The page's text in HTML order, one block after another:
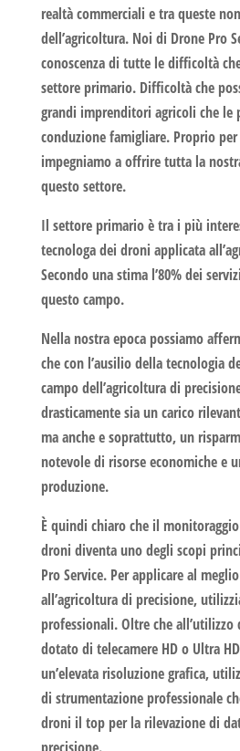
realtà commerciali e tra queste
dell’agricoltura. Noi di Drone Pro
conoscenza di tutte le difficoltà
settore primario. Difficoltà che
grandi imprenditori agricoli che le
conduzione famigliare. Proprio
impegniamo a offrire tutta la
questo settore.
Il settore primario è tra i più
tecnologa dei droni applicata all’
Secondo una stima l’80% dei servizi
questo campo.
Nella nostra epoca possiamo
che con l’ausilio della tecnologia
campo dell’agricoltura di
drasticamente sia un carico
ma anche e soprattutto, un
notevole di risorse economiche e
produzione.
È quindi chiaro che il
droni diventa uno degli scopi
Pro Service. Per applicare al
all’agricoltura di precisione,
professionali. Oltre che all’utilizzo
dotato di telecamere HD o Ultra
un’elevata risoluzione grafica,
di strumentazione professionale
droni il top per la rilevazione di